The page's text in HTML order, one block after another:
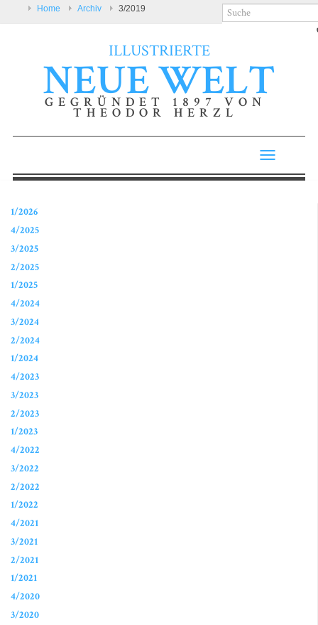
Home Archiv 3/2019
ILLUSTRIERTE
NEUE WELT
GEGRÜNDET 1897 VON
THEODOR HERZL
Toggle
1/2026
4/2025
3/2025
2/2025
1/2025
4/2024
3/2024
2/2024
1/2024
4/2023
3/2023
2/2023
1/2023
4/2022
3/2022
2/2022
1/2022
4/2021
3/2021
2/2021
1/2021
4/2020
3/2020